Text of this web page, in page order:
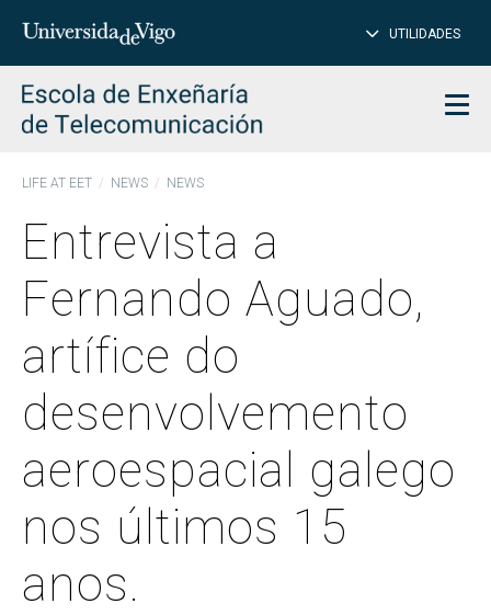
Insert
to
search
UTILIDADES
LIFE AT EET NEWS NEWS
Entrevista a
Fernando Aguado,
artífice do
desenvolvemento
aeroespacial galego
nos últimos 15
anos.